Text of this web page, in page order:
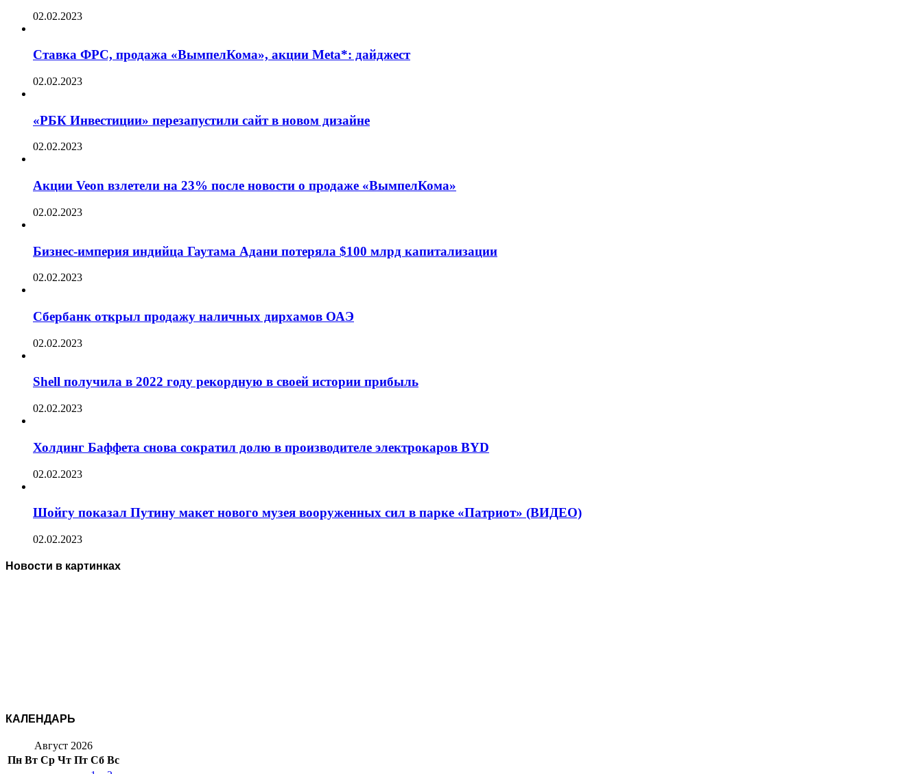
02.02.2023
Ставка ФРС, продажа «ВымпелКома», акции Meta*: дайджест
02.02.2023
«РБК Инвестиции» перезапустили сайт в новом дизайне
02.02.2023
Акции Veon взлетели на 23% после новости о продаже «ВымпелКома»
02.02.2023
Бизнес-империя индийца Гаутама Адани потеряла $100 млрд капитализации
02.02.2023
Сбербанк открыл продажу наличных дирхамов ОАЭ
02.02.2023
Shell получила в 2022 году рекордную в своей истории прибыль
02.02.2023
Холдинг Баффета снова сократил долю в производителе электрокаров BYD
02.02.2023
Шойгу показал Путину макет нового музея вооруженных сил в парке «Патриот» (ВИДЕО)
02.02.2023
Новости в картинках
КАЛЕНДАРЬ
Август 2026
Пн Вт Ср Чт Пт Сб Вс